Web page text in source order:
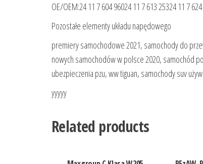
OE/OEM:24 11 7 604 96024 11 7 613 25324 11 7
Pozostałe elementy układu napędowego
premiery samochodowe 2021, samochody do
nowych samochodów w polsce 2020, samochód
ubezpieczenia pzu, ww tiguan, samochody suv
yyyyy
Related products